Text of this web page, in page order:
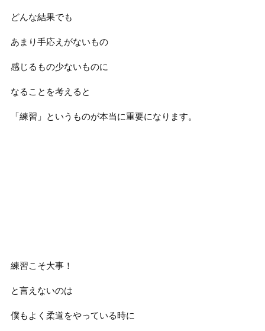
どんな結果でも
あまり手応えがないもの
感じるもの少ないものに
なることを考えると
「練習」というものが本当に重要になります。
練習こそ大事！
と言えないのは
僕もよく柔道をやっている時に